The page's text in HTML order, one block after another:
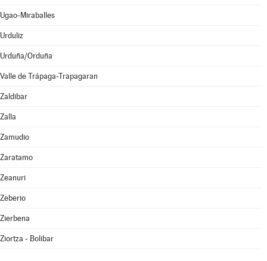
Ugao-Miraballes
Urduliz
Urduña/Orduña
Valle de Trápaga-Trapagaran
Zaldibar
Zalla
Zamudio
Zaratamo
Zeanuri
Zeberio
Zierbena
Ziortza - Bolibar